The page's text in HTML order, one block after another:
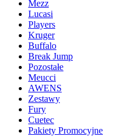
Mezz
Lucasi
Players
Kruger
Buffalo
Break Jump
Pozostałe
Meucci
AWENS
Zestawy
Fury
Cuetec
Pakiety Promocyjne